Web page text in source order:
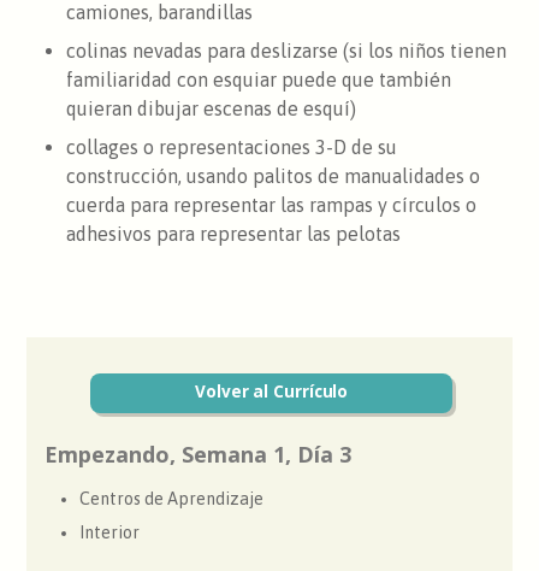
camiones, barandillas
colinas nevadas para deslizarse (si los niños tienen
familiaridad con esquiar puede que también
quieran dibujar escenas de esquí)
collages o representaciones 3-D de su
construcción, usando palitos de manualidades o
cuerda para representar las rampas y círculos o
adhesivos para representar las pelotas
Volver al Currículo
Empezando, Semana 1, Día 3
Centros de Aprendizaje
Interior